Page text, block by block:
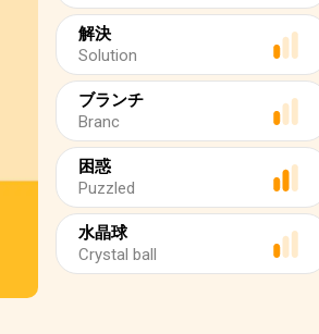
解決
Solution
ブランチ
Branc
困惑
Puzzled
水晶球
Crystal ball